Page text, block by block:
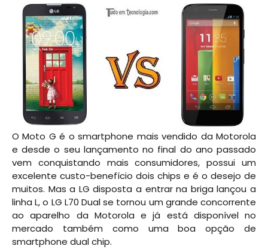
O Moto G é o smartphone mais vendido da Motorola
e desde o seu lançamento no final do ano passado
vem conquistando mais consumidores, possui um
excelente custo-benefício dois chips e é o desejo de
muitos. Mas a LG disposta a entrar na briga lançou a
linha L, o LG L70 Dual se tornou um grande concorrente
ao aparelho da Motorola e já está disponível no
mercado também como uma boa opção de
smartphone dual chip.